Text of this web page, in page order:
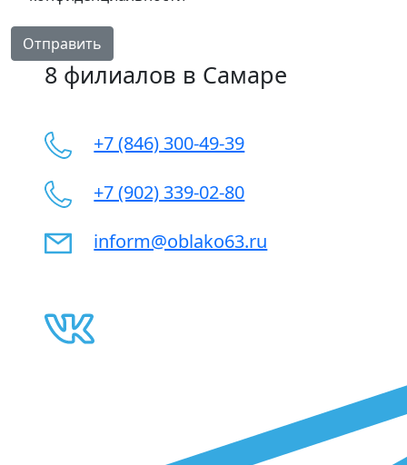
Отправить
8 филиалов в Самаре
+7 (846) 300-49-39
+7 (902) 339-02-80
inform@oblako63.ru